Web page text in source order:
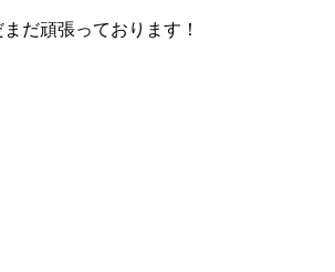
だ頑張っております！